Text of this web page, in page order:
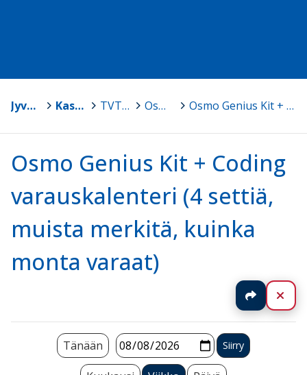
Jyväskylä Kasvun ja oppimisen TVT-tuki TVT-tarvikelainaamo Osmo Genius Kit + Coding Osmo Genius Kit + Coding varauskalenteri (4 settiä, muista merkitä, kuinka monta varaat)
Osmo Genius Kit + Coding
varauskalenteri (4 settiä,
muista merkitä, kuinka
monta varaat)
Jaa
Tänään